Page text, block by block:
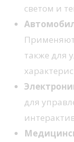
светом и
также для
для